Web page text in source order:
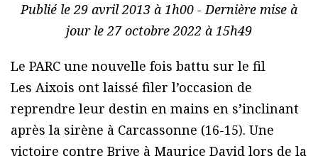
Publié le 29 avril 2013 à 1h00 - Dernière mise à
jour le 27 octobre 2022 à 15h49
Le PARC une nouvelle fois battu sur le fil
Les Aixois ont laissé filer l’occasion de
reprendre leur destin en mains en s’inclinant
après la sirène à Carcassonne (16-15). Une
victoire contre Brive à Maurice David lors de la